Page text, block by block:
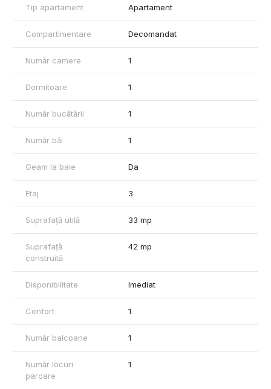
Se vinde mobilat, masina de spalat haine cu uscator, masina de
In apropiere este Mega Image, Zone 2, Profi, scoli, gradinite si
Tip apartament Apartament
Compartimentare Decomandat
Număr camere 1
Dormitoare 1
Număr bucătării 1
Număr băi 1
Geam la baie Da
Etaj 3
Suprafață utilă 33 mp
Suprafață
construită
42 mp
Disponibilitate Imediat
Confort 1
Număr balcoane 1
Număr locuri
parcare
1